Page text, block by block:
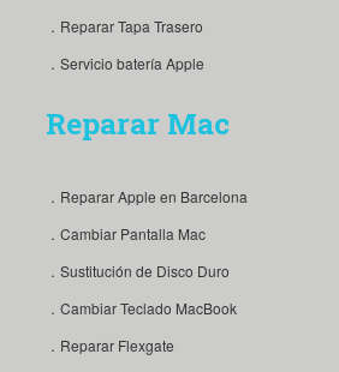
．Reparar Tapa Trasero
．Servicio batería Apple
Reparar Mac
．Reparar Apple en Barcelona
．Cambiar Pantalla Mac
．Sustitución de Disco Duro
．Cambiar Teclado MacBook
．Reparar Flexgate